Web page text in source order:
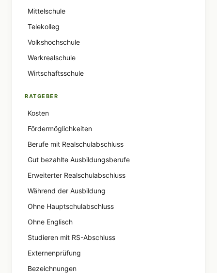
Mittelschule
Telekolleg
Volkshochschule
Werkrealschule
Wirtschaftsschule
RATGEBER
Kosten
Fördermöglichkeiten
Berufe mit Realschulabschluss
Gut bezahlte Ausbildungsberufe
Erweiterter Realschulabschluss
Während der Ausbildung
Ohne Hauptschulabschluss
Ohne Englisch
Studieren mit RS-Abschluss
Externenprüfung
Bezeichnungen